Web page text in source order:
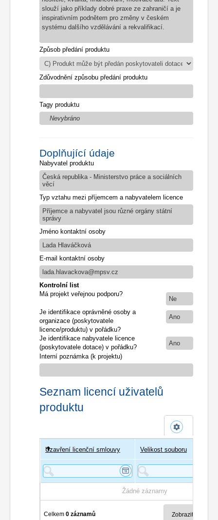
slouží jako příklady dobré praxe ze zahraničí a je
inspirativním podnětem pro změny v českém
systému dalšího vzdělávání a rekvalifikací.
Způsob předání produktu
Zdůvodnění způsobu předání produktu
Tagy produktu
Nevybráno
Doplňující údaje
Nabyvatel produktu
Česká republika - Ministerstvo práce a sociálních
věcí
Typ vztahu mezi příjemcem a nabyvatelem licence
Příjemce a nabyvatel jsou různé orgány státní
správy
Jméno kontaktní osoby
Lada Hlaváčková
E-mail kontaktní osoby
lada.hlavackova@mpsv.cz
Kontrolní list
Má projekt veřejnou podporu?
Ne
Je identifikace oprávněné osoby a
organizace (poskytovatele
licence/produktu) v pořádku?
Ano
Je identifikace nabyvatele licence
(poskytovatele dotace) v pořádku?
Ano
Interní poznámka (k projektu)
Seznam licencí uživatelů
produktu
Uživatel
Uzavření licenční smlouvy Velikost souboru
Žádné záznamy
Celkem0 záznamů